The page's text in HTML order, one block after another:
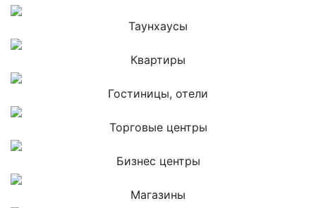
Таунхаусы
Квартиры
Гостиницы, отели
Торговые центры
Бизнес центры
Магазины